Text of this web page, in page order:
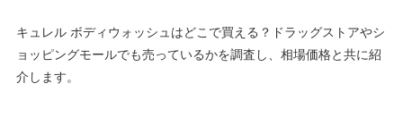
キュレル ボディウォッシュはどこで買える？ドラッグストアやシ
ョッピングモールでも売っているかを調査し、相場価格と共に紹
介します。